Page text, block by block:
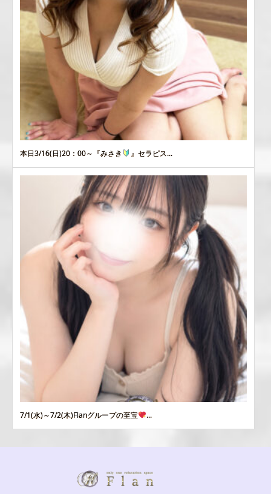
本日3/16(日)20：00～『みさき 』セラピス...
7/1(水)～7/2(木)Flanグループの至宝 ...